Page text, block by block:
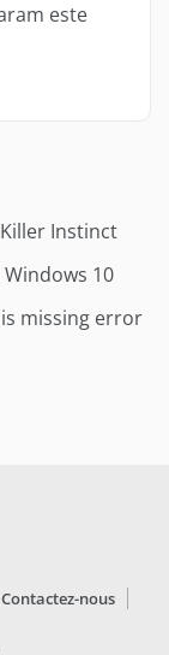
este
Instinct
10
missing error
Contactez-nous